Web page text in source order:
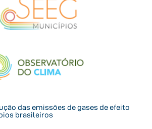
das emissões de gases de efeito
brasileiros